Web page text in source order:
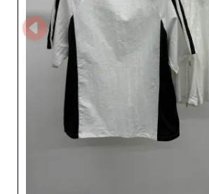
En intégrant A•W BRAND dans vos
professionnels élargissent leurs
accessoires de mode qui complètent
de vêtements. Ce rapprochement
créer une offre harmonieuse et
une clientèle fidèle et diversifiée. Ainsi, choisir A•W
BRAND, c'est opter pour la qualité,
service exceptionnel, assurant un
sur le marché du prêt-à-porter
boutique grâce à un partenaire de
à un monde où la mode rencontre la
commerciale.